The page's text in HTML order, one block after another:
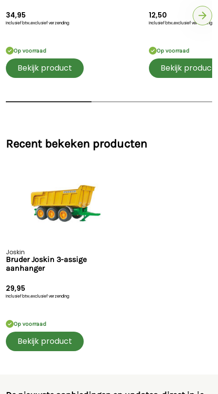
34,95
Inclusief btw,exclusief verzending
Op voorraad
Bekijk product
12,50
Inclusief btw,exclusief verzending
Op voorraad
Bekijk product
Recent bekeken producten
Joskin
Bruder Joskin 3-assige
aanhanger
29,95
Inclusief btw,exclusief verzending
Op voorraad
Bekijk product